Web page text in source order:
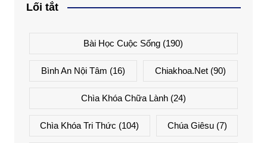
Lối tắt
Bài Học Cuộc Sống (190)
Bình An Nội Tâm (16) Chiakhoa.net (90)
Chìa Khóa Chữa Lành(24)
Chìa Khóa Tri Thức (104) Chúa Giêsu(7)